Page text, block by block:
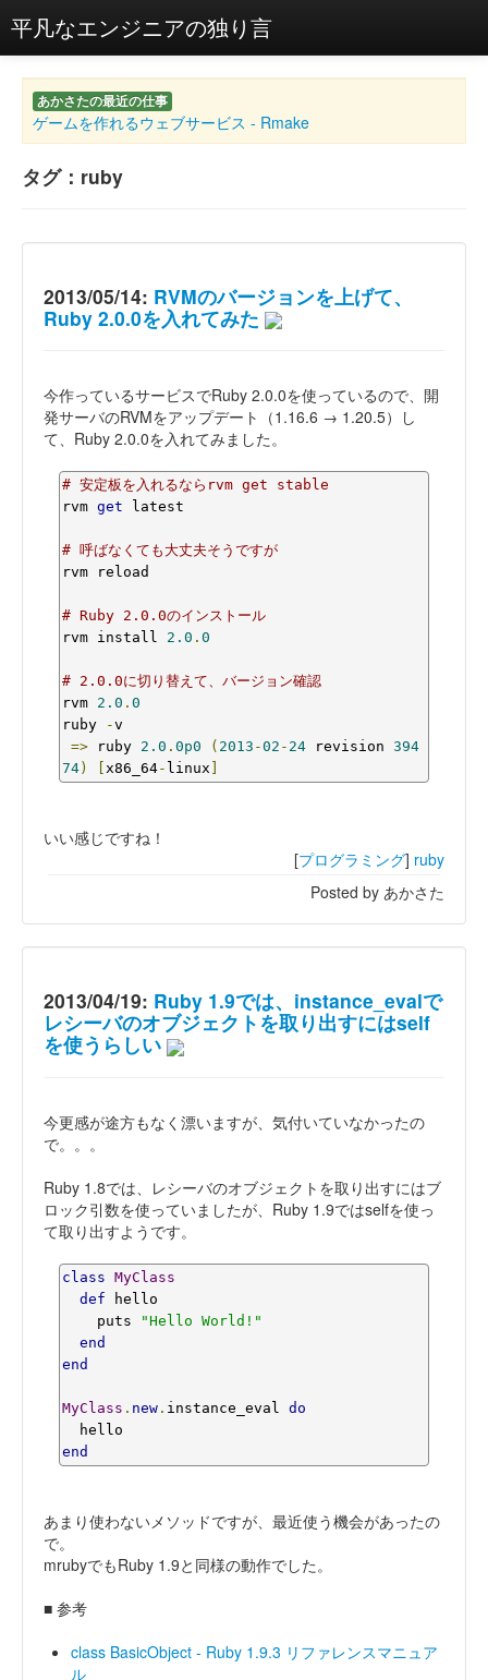
平凡なエンジニアの独り言
あかさたの最近の仕事
ゲームを作れるウェブサービス - Rmake
タグ：ruby
2013/05/14: RVMのバージョンを上げて、
Ruby 2.0.0を入れてみた
今作っているサービスでRuby 2.0.0を使っているので、開
発サーバのRVMをアップデート（1.16.6 → 1.20.5）し
て、Ruby 2.0.0を入れてみました。
# 安定板を入れるならrvm get stable
rvm get latest
# 呼ばなくても大丈夫そうですが
rvm reload
# Ruby 2.0.0のインストール
rvm install 2.0 . 0
# 2.0.0に切り替えて、バージョン確認
rvm 2.0 . 0
ruby
-v
=> ruby 2.0 . 0p0 ( 2013 -02 - 24 revision 394
74) x86_64- linux
いい感じですね！
[プログラミング] ruby
Posted by あかさた
2013/04/19: Ruby 1.9では、instance_evalで
レシーバのオブジェクトを取り出すにはself
を使うらしい
今更感が途方もなく漂いますが、気付いていなかったの
で。。。
Ruby 1.8では、レシーバのオブジェクトを取り出すにはブ
ロック引数を使っていましたが、Ruby 1.9ではselfを使っ
て取り出すようです。
class MyClass
def hello
    puts
"Hello World!"
end
end
MyClass . new . instance_eval do
end
あまり使わないメソッドですが、最近使う機会があったの
で。
mrubyでもRuby 1.9と同様の動作でした。
■ 参考
class BasicObject - Ruby 1.9.3 リファレンスマニュア
ル